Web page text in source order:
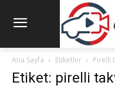
Ana Sayfa Etiketler Pirelli
Etiket: pirelli